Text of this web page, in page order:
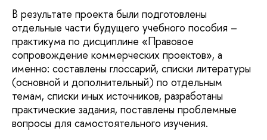
В результате проекта были подготовлены
отдельные части будущего учебного пособия –
практикума по дисциплине «Правовое
сопровождение коммерческих проектов», а
именно: составлены глоссарий, списки литературы
(основной и дополнительный) по отдельным
темам, списки иных источников, разработаны
практические задания, поставлены проблемные
вопросы для самостоятельного изучения.